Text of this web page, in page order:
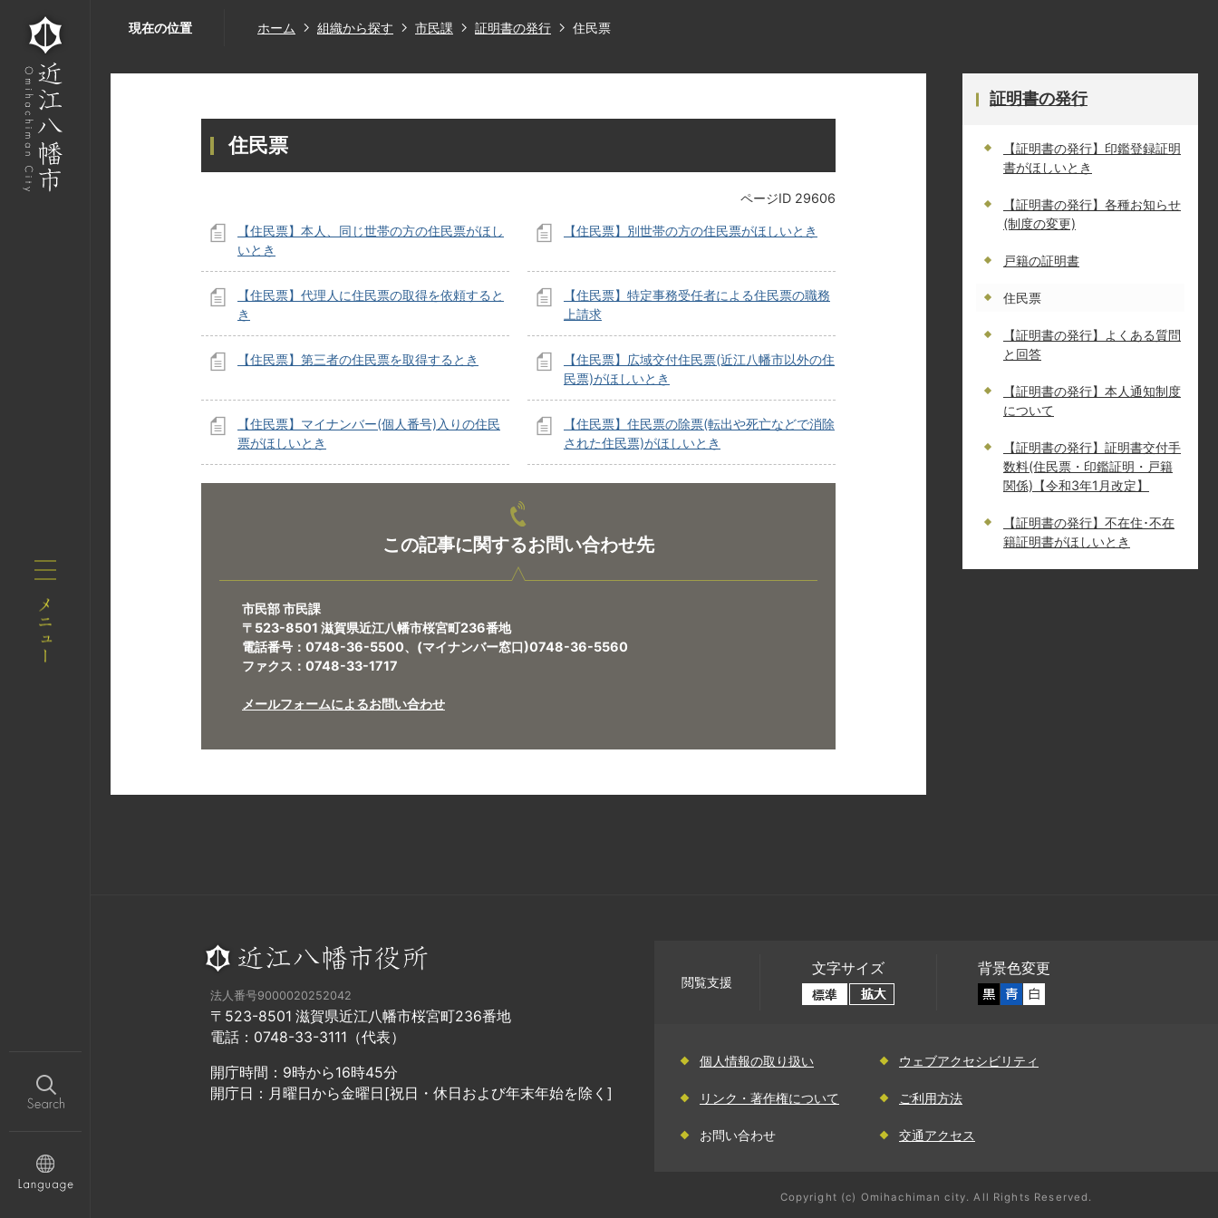
現在の位置 ホーム 組織から探す 市民課 証明書の発行 住民票
住民票
ページID 29606
【住民票】本人、同じ世帯の方の住民票がほし
いとき
【住民票】別世帯の方の住民票がほしいとき
【住民票】代理人に住民票の取得を依頼すると
き
【住民票】特定事務受任者による住民票の職務
上請求
【住民票】第三者の住民票を取得するとき
【住民票】広域交付住民票(近江八幡市以外の住
民票)がほしいとき
【住民票】マイナンバー(個人番号)入りの住民
票がほしいとき
【住民票】住民票の除票(転出や死亡などで消除
された住民票)がほしいとき
この記事に関するお問い合わせ先
市民部 市民課
〒523-8501 滋賀県近江八幡市桜宮町236番地
電話番号：0748-36-5500、(マイナンバー窓口)0748-36-5560
ファクス：0748-33-1717
メールフォームによるお問い合わせ
証明書の発行
【証明書の発行】印鑑登録証明
書がほしいとき
【証明書の発行】各種お知らせ
(制度の変更)
戸籍の証明書
住民票
【証明書の発行】よくある質問
と回答
【証明書の発行】本人通知制度
について
【証明書の発行】証明書交付手
数料(住民票・印鑑証明・戸籍
関係)【令和3年1月改定】
【証明書の発行】不在住･不在
籍証明書がほしいとき
法人番号9000020252042
〒523-8501 滋賀県近江八幡市桜宮町236番地
電話：0748-33-3111（代表）
開庁時間：9時から16時45分
開庁日：月曜日から金曜日[祝日・休日および年末年始を除く]
閲覧支援
文字サイズ 背景色変更
個人情報の取り扱い ウェブアクセシビリティ
リンク・著作権について ご利用方法
お問い合わせ 交通アクセス
Copyright (c) Omihachiman city. All Rights Reserved.